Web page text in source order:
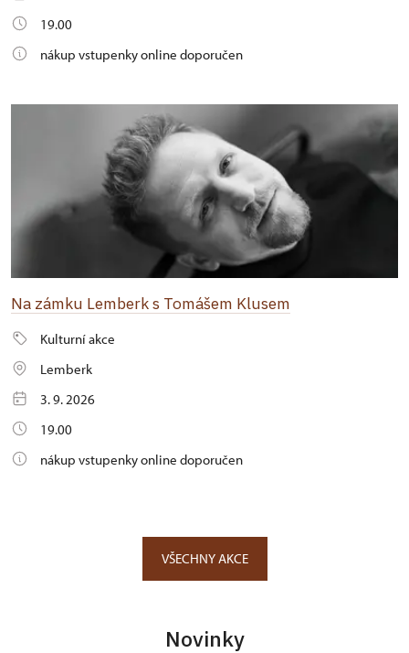
19.00
nákup vstupenky online doporučen
Na zámku Lemberk s Tomášem Klusem
Kulturní akce
Lemberk
3. 9. 2026
19.00
nákup vstupenky online doporučen
VŠECHNY AKCE
Novinky